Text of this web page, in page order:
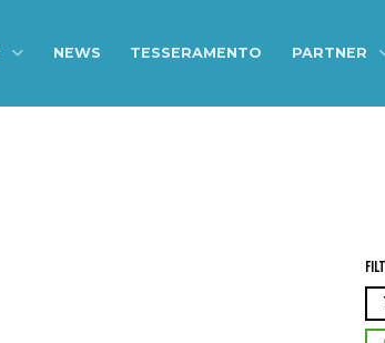
NEWS TESSERAMENTO PARTNER